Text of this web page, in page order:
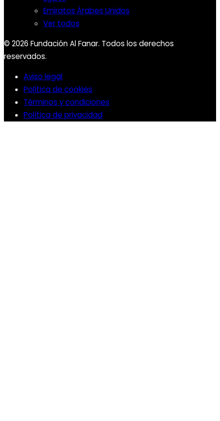
Emiratos Árabes Unidos
Ver todos
© 2026 Fundación Al Fanar. Todos los derechos
reservados.
Aviso legal
Política de cookies
Términos y condiciones
Política de privacidad